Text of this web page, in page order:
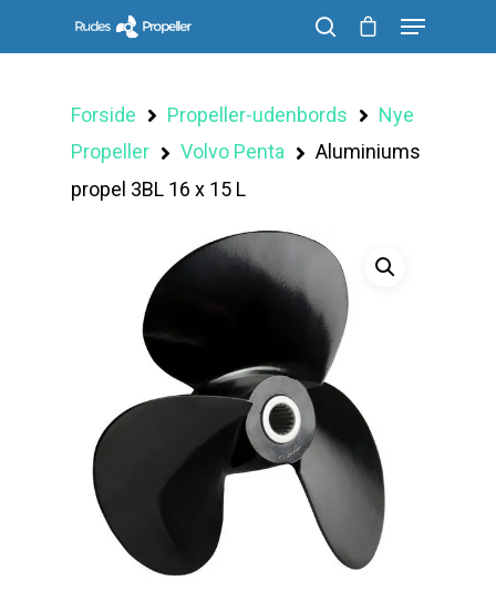
Forside Propeller-udenbords
Nye
Propeller
Volvo Penta
Aluminiums
propel 3BL 16 x 15 L